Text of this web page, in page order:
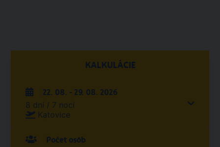
KALKULÁCIE
22. 08. - 29. 08. 2026
8 dní / 7 nocí
Katovice
Počet osôb